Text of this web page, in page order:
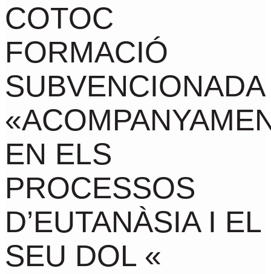
COTOC
FORMACIÓ
SUBVENCIONADA
EN ELS
PROCESSOS
D’EUTANÀSIA I EL
SEU DOL «